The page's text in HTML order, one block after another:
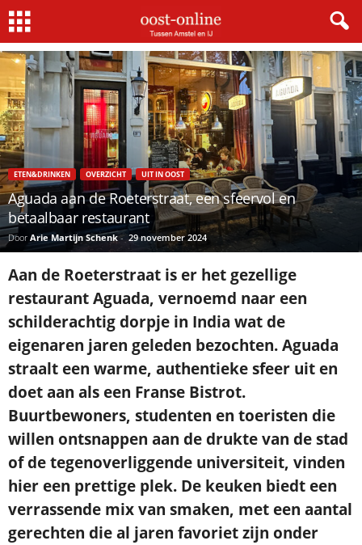
Home Aguada aan de Roeterstraat, een sfeervol en betaalbaar restaurant
ETEN&DRINKEN OVERZICHT UIT IN OOST
Aguada aan de Roeterstraat, een sfeervol en
betaalbaar restaurant
Door Arie Martijn Schenk - 29 november 2024
Aan de Roeterstraat is er het gezellige
restaurant Aguada, vernoemd naar een
schilderachtig dorpje in India wat de
eigenaren jaren geleden bezochten. Aguada
straalt een warme, authentieke sfeer uit en
doet aan als een Franse Bistrot.
Buurtbewoners, studenten en toeristen die
willen ontsnappen aan de drukte van de stad
of de tegenoverliggende universiteit, vinden
hier een prettige plek. De keuken biedt een
verrassende mix van smaken, met een aantal
gerechten die al jaren favoriet zijn onder